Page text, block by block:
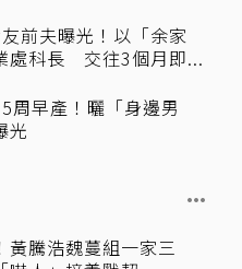
前夫曝光！以「余家
處科長 交往3個月即...
周早產！曬「身邊男
光
黃騰浩魏蔓組一家三